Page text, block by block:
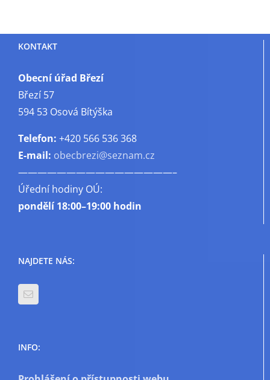
KONTAKT
Obecní úřad Březí
Březí 57
594 53 Osová Bítýška
Telefon: +420 566 536 368
E-mail: obecbrezi@seznam.cz
————————————————–
Úřední hodiny OÚ:
pondělí18:00–19:00 hodin
NAJDETE NÁS:
INFO: